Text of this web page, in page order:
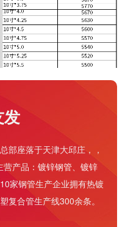
发
部座落于天津大邱庄，，
营产品：镀锌钢管 、镀锌
10家钢管生产企业拥有热镀
复合管生产线300余条。